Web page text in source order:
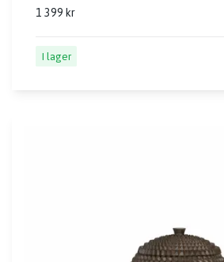
1 399 kr
I lager